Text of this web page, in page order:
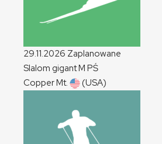
29.11.2026 Zaplanowane
Slalom gigantM PŚ
Copper Mt.
(USA)